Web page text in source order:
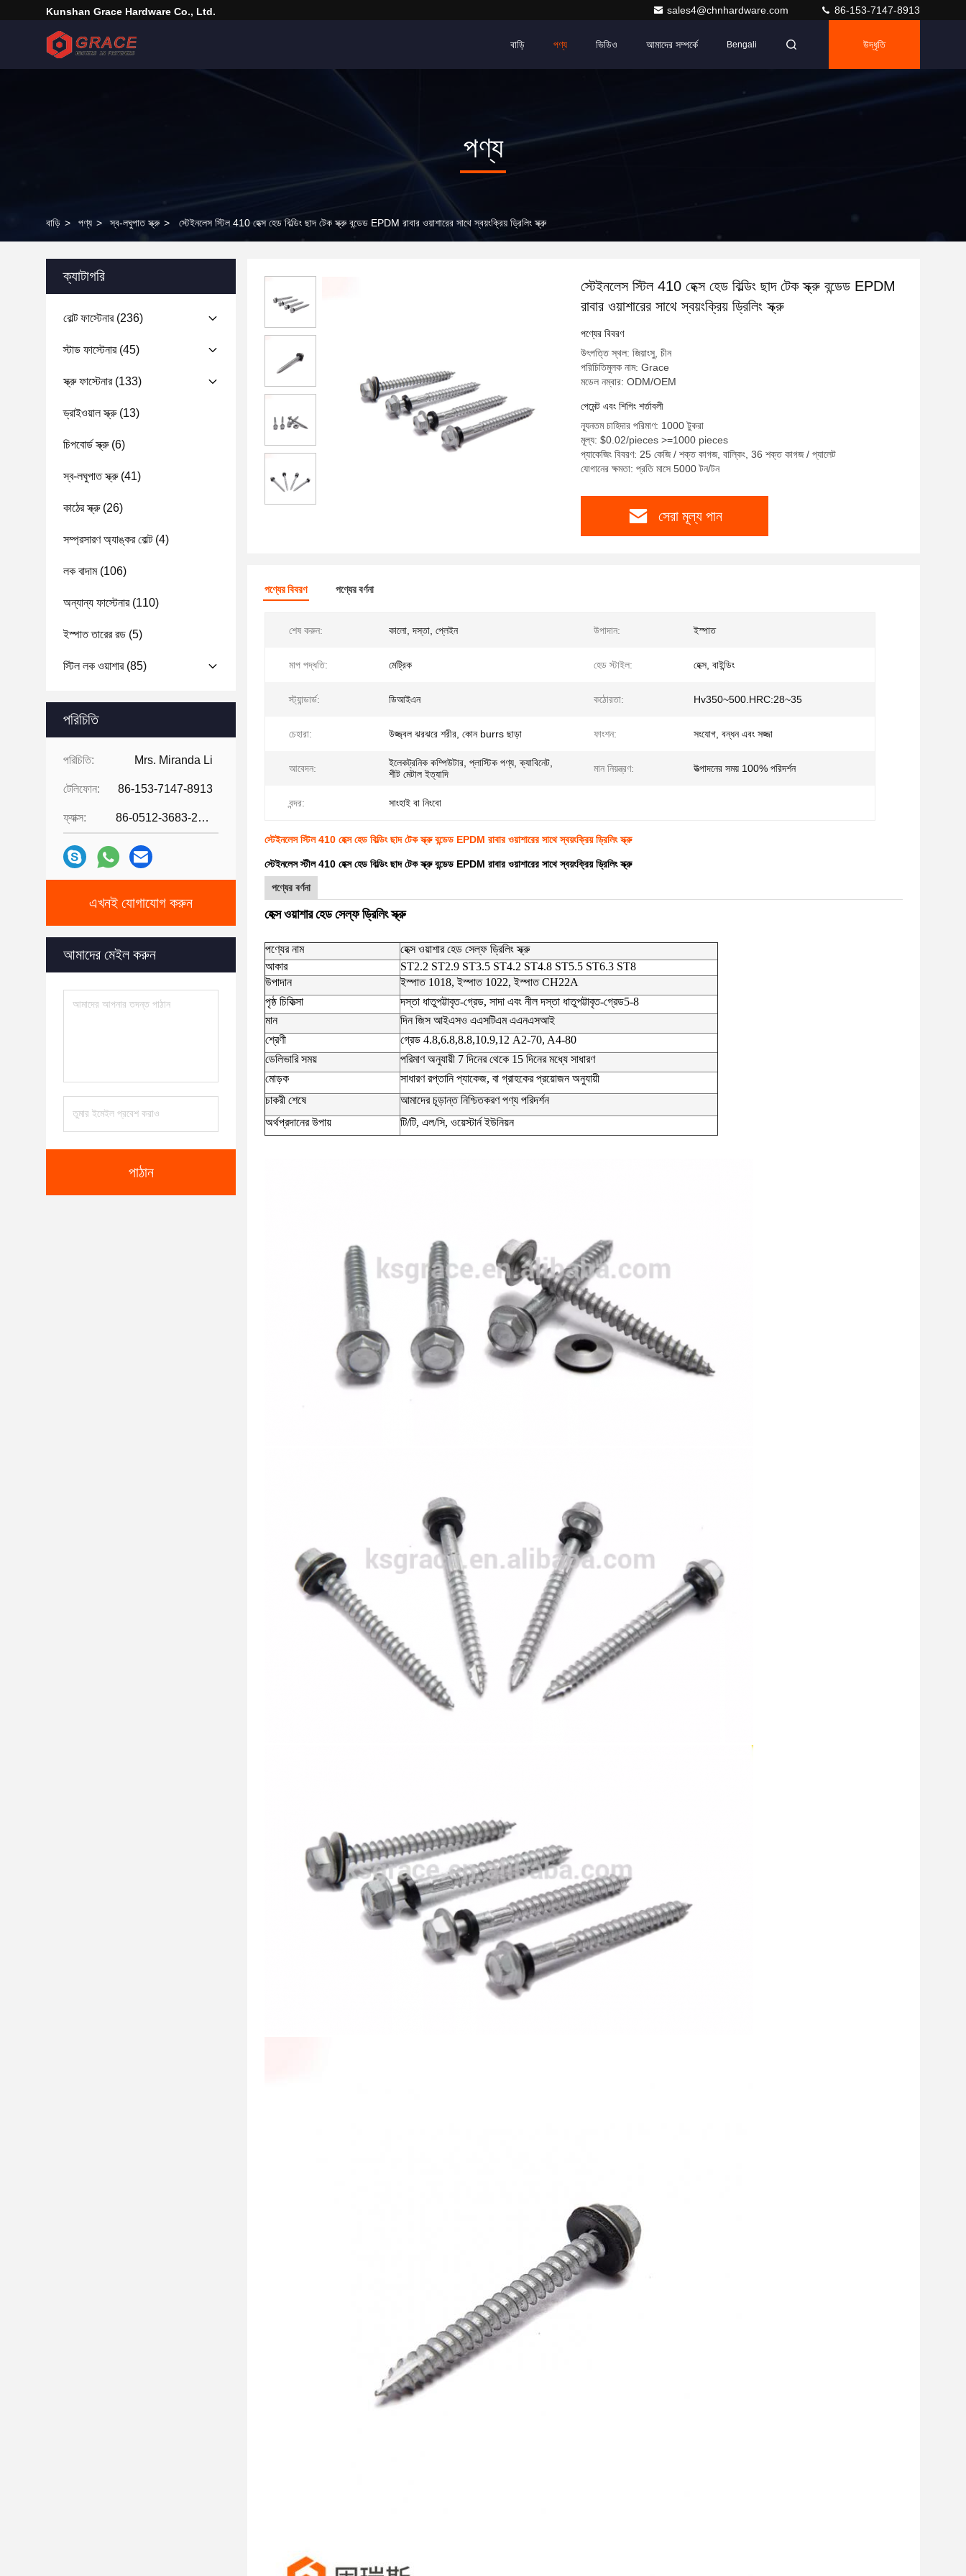
Kunshan Grace Hardware Co., Ltd. sales4@chnhardware.com 86-153-7147-8913
বাড়ি পণ্য ভিডিও আমাদের সম্পর্কে Bengali উদ্ধৃতি
পণ্য
বাড়ি > পণ্য > স্ব-লঘুপাত স্ক্রু > স্টেইনলেস স্টিল 410 হেক্স হেড বিল্ডিং ছাদ টেক স্ক্রু বন্ডেড EPDM রাবার ওয়াশারের সাথে স্বয়ংক্রিয় ড্রিলিং স্ক্রু
ক্যাটাগরি
বোল্ট ফাস্টেনার(236)
স্টাড ফাস্টেনার(45)
স্ক্রু ফাস্টেনার(133)
ড্রাইওয়াল স্ক্রু(13)
চিপবোর্ড স্ক্রু(6)
স্ব-লঘুপাত স্ক্রু(41)
কাঠের স্ক্রু(26)
সম্প্রসারণ অ্যাঙ্কর বোল্ট(4)
লক বাদাম(106)
অন্যান্য ফাস্টেনার(110)
ইস্পাত তারের রড (5)
স্টিল লক ওয়াশার(85)
পরিচিতি
পরিচিতি: Mrs. Miranda Li
টেলিফোন: 86-153-7147-8913
ফ্যাক্স: 86-0512-3683-2631
এখনই যোগাযোগ করুন
আমাদের মেইল ​​করুন
পাঠান
স্টেইনলেস স্টিল 410 হেক্স হেড বিল্ডিং ছাদ টেক স্ক্রু বন্ডেড EPDM
রাবার ওয়াশারের সাথে স্বয়ংক্রিয় ড্রিলিং স্ক্রু
পণ্যের বিবরণ
উৎপত্তি স্থল: জিয়াংসু, চীন
পরিচিতিমুলক নাম: Grace
মডেল নম্বার: ODM/OEM
পেমেন্ট এবং শিপিং শর্তাবলী
ন্যূনতম চাহিদার পরিমাণ: 1000 টুকরা
মূল্য: $0.02/pieces >=1000 pieces
প্যাকেজিং বিবরণ: 25 কেজি / শক্ত কাগজ, বাল্কিং, 36 শক্ত কাগজ / প্যালেট
যোগানের ক্ষমতা: প্রতি মাসে 5000 টন/টন
সেরা মূল্য পান
পণ্যের বিবরণ পণ্যের বর্ণনা
শেষ করুন: কালো, দস্তা, প্লেইন উপাদান: ইস্পাত
মাপ পদ্ধতি: মেট্রিক হেড স্টাইল: হেক্স, বাইন্ডিং
স্ট্যান্ডার্ড: ডিআইএন কঠোরতা: Hv350~500.HRC:28~35
চেহারা: উজ্জ্বল ঝরঝরে শরীর, কোন burrs ছাড়া ফাংশন: সংযোগ, বন্ধন এবং সজ্জা
আবেদন:
ইলেকট্রনিক কম্পিউটার, প্লাস্টিক পণ্য, ক্যাবিনেট,
শীট মেটাল ইত্যাদি
মান নিয়ন্ত্রণ: উত্পাদনের সময় 100% পরিদর্শন
বন্দর: সাংহাই বা নিংবো
স্টেইনলেস স্টিল 410 হেক্স হেড বিল্ডিং ছাদ টেক স্ক্রু বন্ডেড EPDM রাবার ওয়াশারের সাথে স্বয়ংক্রিয় ড্রিলিং স্ক্রু
স্টেইনলেস স্টীল 410 হেক্স হেড বিল্ডিং ছাদ টেক স্ক্রু বন্ডেড EPDM রাবার ওয়াশারের সাথে স্বয়ংক্রিয় ড্রিলিং স্ক্রু
পণ্যের বর্ণনা
হেক্স ওয়াশার হেড সেল্ফ ড্রিলিং স্ক্রু
পণ্যের নাম
হেক্স ওয়াশার হেড সেল্ফ ড্রিলিং স্ক্রু
আকার
ST2.2 ST2.9 ST3.5 ST4.2 ST4.8 ST5.5 ST6.3 ST8
উপাদান
ইস্পাত 1018, ইস্পাত 1022, ইস্পাত CH22A
পৃষ্ঠ চিকিত্সা
দস্তা ধাতুপট্টাবৃত-গ্রেড, সাদা এবং নীল দস্তা ধাতুপট্টাবৃত-গ্রেড5-8
মান
দিন জিস আইএসও এএসটিএম এএনএসআই
শ্রেণী
গ্রেড 4.8,6.8,8.8,10.9,12 A2-70, A4-80
ডেলিভারি সময়
পরিমাণ অনুযায়ী 7 দিনের থেকে 15 দিনের মধ্যে সাধারণ
মোড়ক
সাধারণ রপ্তানি প্যাকেজ, বা গ্রাহকের প্রয়োজন অনুযায়ী
চাকরী শেষে
আমাদের চূড়ান্ত নিশ্চিতকরণ পণ্য পরিদর্শন
অর্থপ্রদানের উপায়
টি/টি, এল/সি, ওয়েস্টার্ন ইউনিয়ন